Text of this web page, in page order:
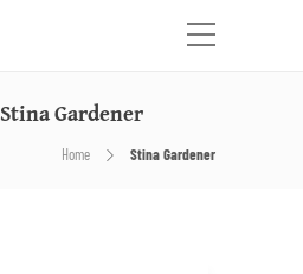
Stina Gardener
Home Stina Gardener